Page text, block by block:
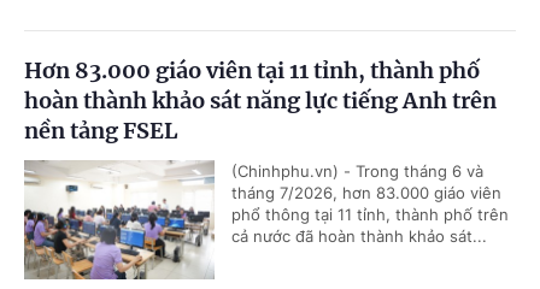
Hơn 83.000 giáo viên tại 11 tỉnh, thành phố
hoàn thành khảo sát năng lực tiếng Anh trên
nền tảng FSEL
(Chinhphu.vn) - Trong tháng 6 và
tháng 7/2026, hơn 83.000 giáo viên
phổ thông tại 11 tỉnh, thành phố trên
cả nước đã hoàn thành khảo sát...